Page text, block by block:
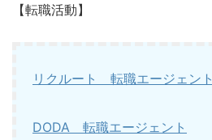
【転職活動】
リクルート 転職エージェント
DODA 転職エージェント